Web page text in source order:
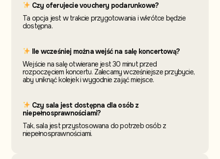
Czy oferujecie vouchery podarunkowe?
Ta opcja jest w trakcie przygotowania i wkrótce będzie
dostępna.
Ile wcześniej można wejść na salę koncertową?
Wejście na salę otwierane jest 30 minut przed
rozpoczęciem koncertu. Zalecamy wcześniejsze przybycie,
aby uniknąć kolejek i wygodnie zająć miejsce.
Czy sala jest dostępna dla osób z
niepełnosprawnościami?
Tak, sala jest przystosowana do potrzeb osób z
niepełnosprawnościami.